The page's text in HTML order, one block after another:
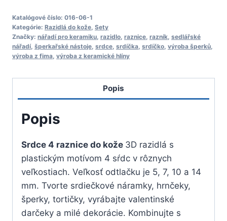
4
raznice
do
kože
Katalógové číslo: 016-06-1
Kategórie: Razidlá do kože Sety
Značky: nářadí pro keramiku razidlo raznice razník sedlářské
nářadí šperkařské nástoje srdce srdíčka srdíčko výroba šperků
výroba z fima výroba z keramické hlíny
Popis
Popis
Srdce 4 raznice do kože 3D razidlá s
plastickým motívom 4 sŕdc v rôznych
veľkostiach. Veľkosť odtlačku je 5, 7, 10 a 14
mm. Tvorte srdiečkové náramky, hrnčeky,
šperky, tortičky, vyrábajte valentinské
darčeky a milé dekorácie. Kombinujte s